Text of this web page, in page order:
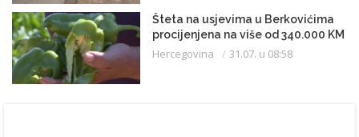
Šteta na usjevima u Berkovićima
procijenjena na više od 340.000 KM
Hercegovina 31.07. u 08:58